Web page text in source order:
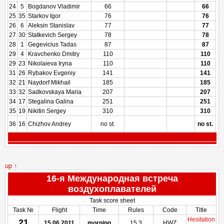
24
5 Bogdanov Vladimir 66
66
25 35 Starkov Igor 76
76
26
6 Aleksin Stanislav 77
77
27 30 Statkevich Sergey 78
78
28
1 Gegevicius Tadas 87
87
29
4 Kravchenko Dmitry 110
110
29 23 Nikolaieva Iryna 110
110
31 26 Rybakov Evgeniy 141
141
32 21 Naydorf Mikhail 185
185
33 32 Sadkovskaya Maria 207
207
34 17 Stegalina Galina 251
251
35 19 Nikitin Sergey 310
310
36 16 Chizhov Andrey no st. no st.
up ↑
16-я Международная встреча
воздухоплавателей
Task score sheet
Task №
Flight Time Rules Code Title
Hesitation